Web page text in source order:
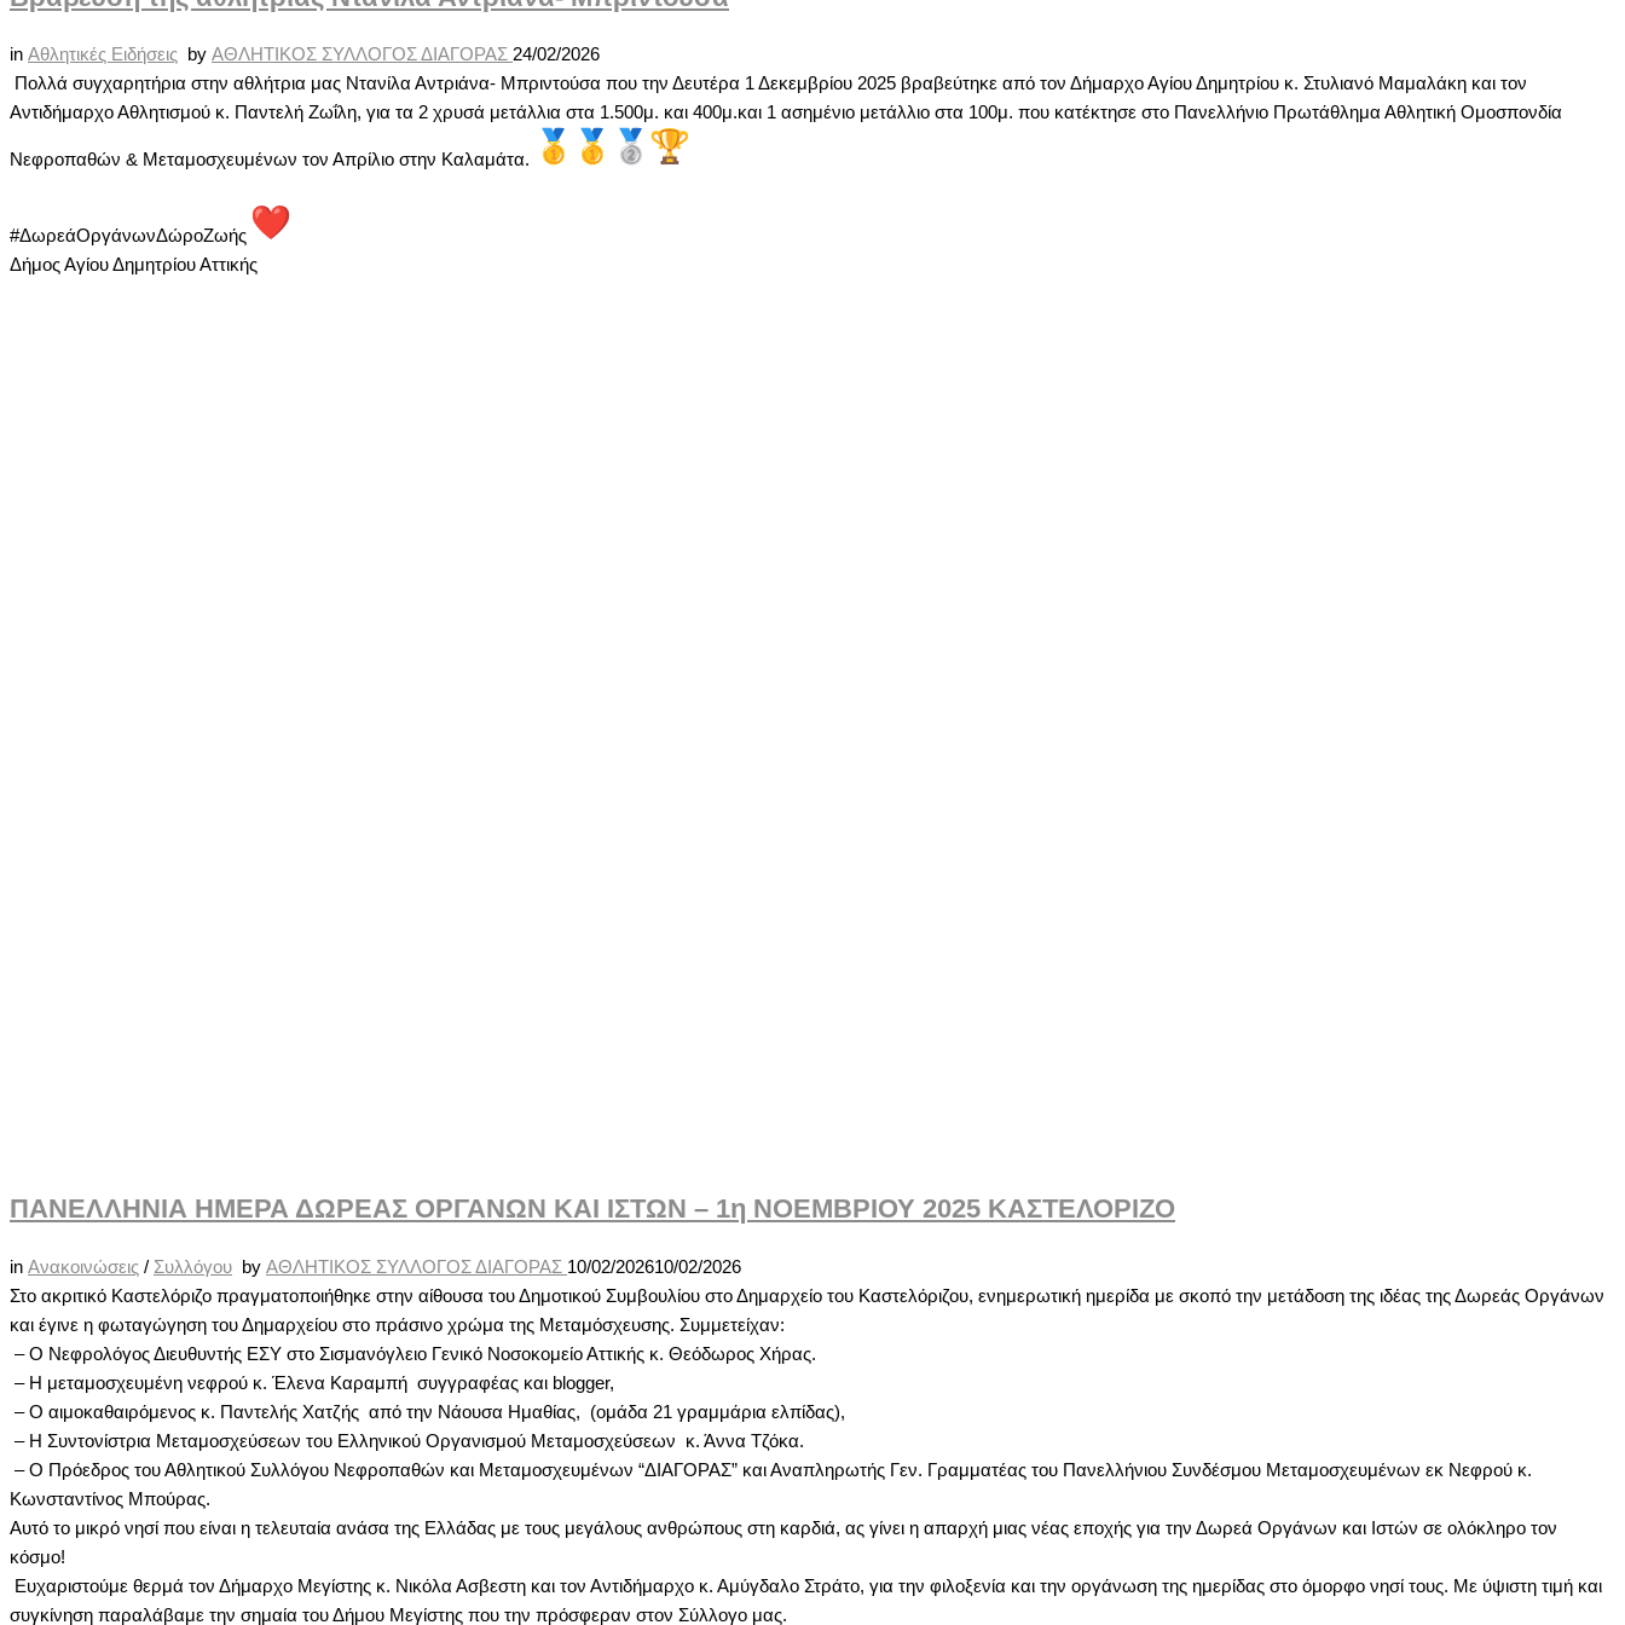
in Αθλητικές Ειδήσεις by ΑΘΛΗΤΙΚΟΣ ΣΥΛΛΟΓΟΣ ΔΙΑΓΟΡΑΣ 24/02/2026
Πολλά συγχαρητήρια στην αθλήτρια μας Ντανίλα Αντριάνα- Μπριντούσα που την Δευτέρα 1 Δεκεμβρίου 2025 βραβεύτηκε από τον Δήμαρχο Αγίου Δημητρίου κ. Στυλιανό Μαμαλάκη και τον
Αντιδήμαρχο Αθλητισμού κ. Παντελή Ζωΐλη, για τα 2 χρυσά μετάλλια στα 1.500μ. και 400μ.και 1 ασημένιο μετάλλιο στα 100μ. που κατέκτησε στο Πανελλήνιο Πρωτάθλημα Αθλητική Ομοσπονδία
Νεφροπαθών & Μεταμοσχευμένων τον Απρίλιο στην Καλαμάτα.
#ΔωρεάΟργάνωνΔώροΖωής
Δήμος Αγίου Δημητρίου Αττικής
ΠΑΝΕΛΛΗΝΙΑ ΗΜΕΡΑ ΔΩΡΕΑΣ ΟΡΓΑΝΩΝ ΚΑΙ ΙΣΤΩΝ – 1η ΝΟΕΜΒΡΙΟΥ 2025 ΚΑΣΤΕΛΟΡΙΖΟ
in Ανακοινώσεις / Συλλόγου by ΑΘΛΗΤΙΚΟΣ ΣΥΛΛΟΓΟΣ ΔΙΑΓΟΡΑΣ 10/02/202610/02/2026
Στο ακριτικό Καστελόριζο πραγματοποιήθηκε στην αίθουσα του Δημοτικού Συμβουλίου στο Δημαρχείο του Καστελόριζου, ενημερωτική ημερίδα με σκοπό την μετάδοση της ιδέας της Δωρεάς Οργάνων
και έγινε η φωταγώγηση του Δημαρχείου στο πράσινο χρώμα της Μεταμόσχευσης. Συμμετείχαν:
– Ο Νεφρολόγος Διευθυντής ΕΣΥ στο Σισμανόγλειο Γενικό Νοσοκομείο Αττικής κ. Θεόδωρος Χήρας.
– Η μεταμοσχευμένη νεφρού κ. Έλενα Καραμπή συγγραφέας και blogger,
– Ο αιμοκαθαιρόμενος κ. Παντελής Χατζής από την Νάουσα Ημαθίας, (ομάδα 21 γραμμάρια ελπίδας),
– Η Συντονίστρια Μεταμοσχεύσεων του Ελληνικού Οργανισμού Μεταμοσχεύσεων κ. Άννα Τζόκα.
– Ο Πρόεδρος του Αθλητικού Συλλόγου Νεφροπαθών και Μεταμοσχευμένων “ΔΙΑΓΟΡΑΣ” και Αναπληρωτής Γεν. Γραμματέας του Πανελλήνιου Συνδέσμου Μεταμοσχευμένων εκ Νεφρού κ.
Κωνσταντίνος Μπούρας.
Αυτό το μικρό νησί που είναι η τελευταία ανάσα της Ελλάδας με τους μεγάλους ανθρώπους στη καρδιά, ας γίνει η απαρχή μιας νέας εποχής για την Δωρεά Οργάνων και Ιστών σε ολόκληρο τον
κόσμο!
Ευχαριστούμε θερμά τον Δήμαρχο Μεγίστης κ. Νικόλα Ασβεστη και τον Αντιδήμαρχο κ. Αμύγδαλο Στράτο, για την φιλοξενία και την οργάνωση της ημερίδας στο όμορφο νησί τους. Με ύψιστη τιμή και
συγκίνηση παραλάβαμε την σημαία του Δήμου Μεγίστης που την πρόσφεραν στον Σύλλογο μας.